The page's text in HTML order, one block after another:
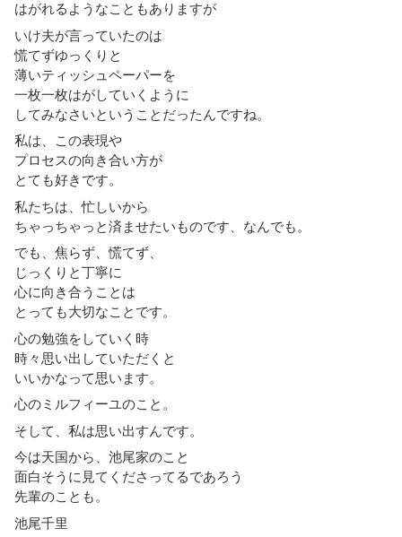
はがれるようなこともありますが
いけ夫が言っていたのは
慌てずゆっくりと
薄いティッシュペーパーを
一枚一枚はがしていくように
してみなさいということだったんですね。
私は、この表現や
プロセスの向き合い方が
とても好きです。
私たちは、忙しいから
ちゃっちゃっと済ませたいものです、なんでも。
でも、焦らず、慌てず、
じっくりと丁寧に
心に向き合うことは
とっても大切なことです。
心の勉強をしていく時
時々思い出していただくと
いいかなって思います。
心のミルフィーユのこと。
そして、私は思い出すんです。
今は天国から、池尾家のこと
面白そうに見てくださってるであろう
先輩のことも。
池尾千里